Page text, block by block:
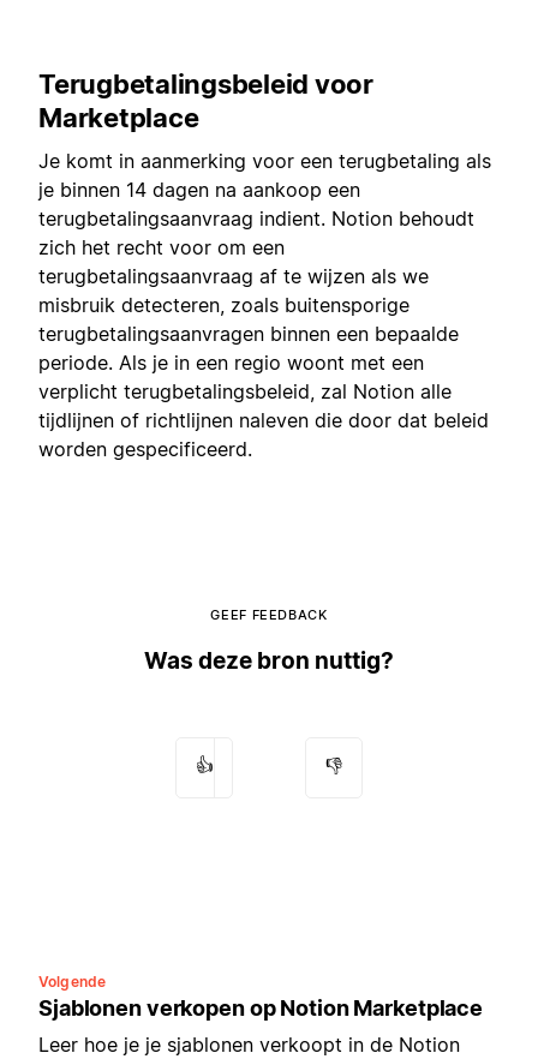
Terugbetalingsbeleid voor
Marketplace
Je komt in aanmerking voor een terugbetaling als
je binnen 14 dagen na aankoop een
terugbetalingsaanvraag indient. Notion behoudt
zich het recht voor om een
terugbetalingsaanvraag af te wijzen als we
misbruik detecteren, zoals buitensporige
terugbetalingsaanvragen binnen een bepaalde
periode. Als je in een regio woont met een
verplicht terugbetalingsbeleid, zal Notion alle
tijdlijnen of richtlijnen naleven die door dat beleid
worden gespecificeerd.
GEEF FEEDBACK
Was deze bron nuttig?
👍 👎
Volgende
Sjablonen verkopen op Notion Marketplace
Leer hoe je je sjablonen verkoopt in de Notion